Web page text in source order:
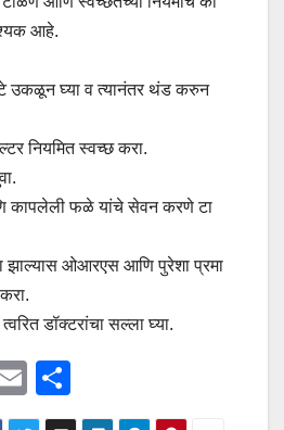
आहे.
उकळून घ्या व त्यानंतर थंड करुन
नियमित स्वच्छ करा.
कापलेली फळे यांचे सेवन करणे टा
झाल्यास ओआरएस आणि पुरेशा प्रमा
डॉक्टरांचा सल्ला घ्या.
E
m h